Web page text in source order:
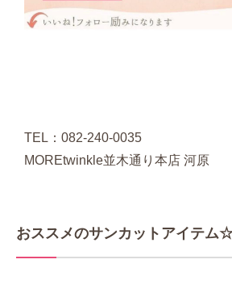
TEL：082-240-0035
MOREtwinkle並木通り本店 河原
おススメのサンカットアイテム